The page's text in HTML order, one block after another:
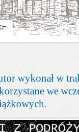
wykonał w
we